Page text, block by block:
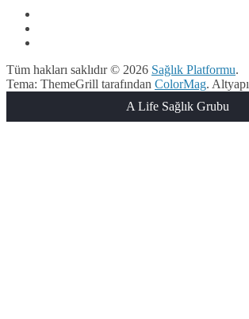
Tüm hakları saklıdır © 2026 Sağlık Platformu.
Tema: ThemeGrill tarafından ColorMag. Altyapı
A Life Sağlık Grubu